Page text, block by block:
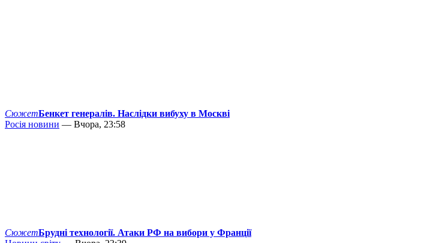
СюжетБенкет генералів. Наслідки вибуху в Москві
Росія новини — Вчора, 23:58
СюжетБрудні технології. Атаки РФ на вибори у Франції